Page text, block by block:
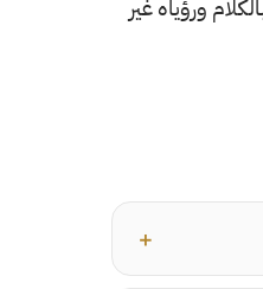
ورؤياه غير